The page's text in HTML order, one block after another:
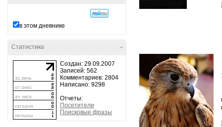
в этом дневнике
-
Статистика
Создан: 29.09.2007
Записей: 562
Комментариев: 2804
Написано: 9298
Отчеты:
Посетители
Поисковые фразы